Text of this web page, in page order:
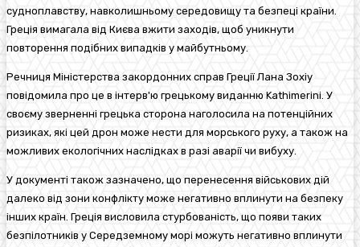
судноплавству, навколишньому середовищу та безпеці країни.
Греція вимагала від Києва вжити заходів, щоб уникнути
повторення подібних випадків у майбутньому.
Речниця Міністерства закордонних справ Греції Лана Зохіу
повідомила про це в інтерв'ю грецькому виданню Kathimerini. У
своєму зверненні грецька сторона наголосила на потенційних
ризиках, які цей дрон може нести для морського руху, а також на
можливих екологічних наслідках в разі аварії чи вибуху.
У документі також зазначено, що перенесення військових дій
далеко від зони конфлікту може негативно вплинути на безпеку
інших країн. Греція висловила стурбованість, що появи таких
безпілотників у Середземному морі можуть негативно вплинути